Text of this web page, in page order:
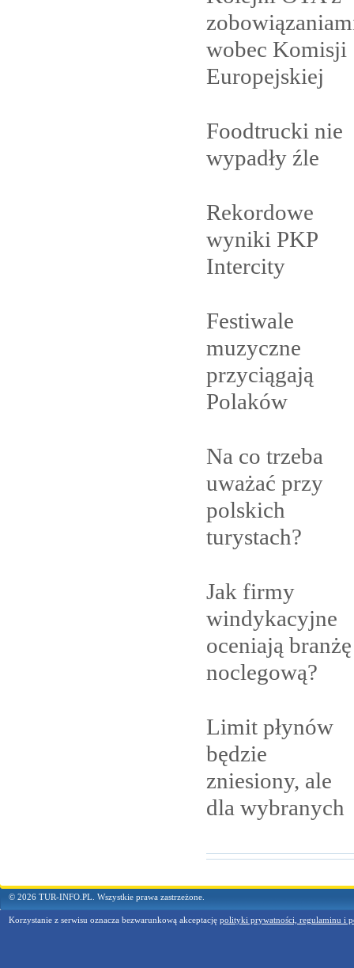
wobec Komisji
Europejskiej
Foodtrucki nie
wypadły źle
Rekordowe
wyniki PKP
Intercity
Festiwale
muzyczne
przyciągają
Polaków
Na co trzeba
uważać przy
polskich
turystach?
Jak firmy
windykacyjne
oceniają branżę
noclegową?
Limit płynów
będzie
zniesiony, ale
dla wybranych
© 2026 TUR-INFO.PL. Wszystkie prawa zastrzeżone.
Korzystanie z serwisu oznacza bezwarunkową akceptację polityki prywatności, regulaminu i